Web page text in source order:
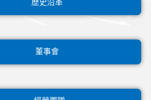
歷史沿革
董事會